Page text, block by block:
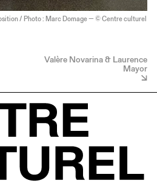
/ Photo : Marc Domage — © Centre culturel
Valère Novarina & Laurence
Mayor